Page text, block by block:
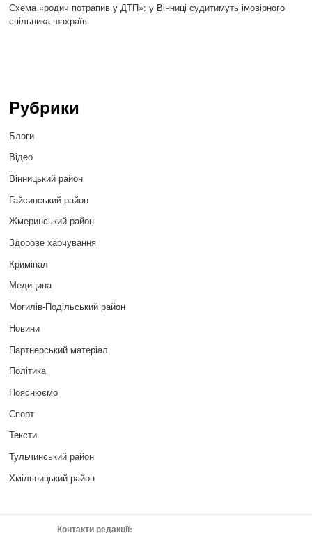
Схема «родич потрапив у ДТП»: у Вінниці судитимуть імовірного
спільника шахраїв
Рубрики
Блоги
Відео
Вінницький район
Гайсинський район
Жмеринський район
Здорове харчування
Кримінал
Медицина
Могилів-Подільський район
Новини
Партнерський матеріал
Політика
Пояснюємо
Спорт
Тексти
Тульчинський район
Хмільницький район
Контакти редакції: